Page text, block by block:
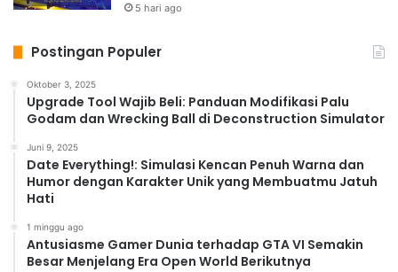
5 hari ago
Postingan Populer
Oktober 3, 2025
Upgrade Tool Wajib Beli: Panduan Modifikasi Palu
Godam dan Wrecking Ball di Deconstruction Simulator
Juni 9, 2025
Date Everything!: Simulasi Kencan Penuh Warna dan
Humor dengan Karakter Unik yang Membuatmu Jatuh
Hati
1 minggu ago
Antusiasme Gamer Dunia terhadap GTA VI Semakin
Besar Menjelang Era Open World Berikutnya